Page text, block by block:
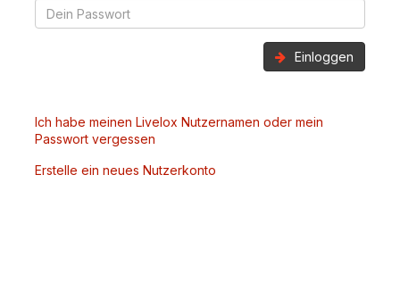
Einloggen
Ich habe meinen Livelox Nutzernamen oder mein
Passwort vergessen
Erstelle ein neues Nutzerkonto